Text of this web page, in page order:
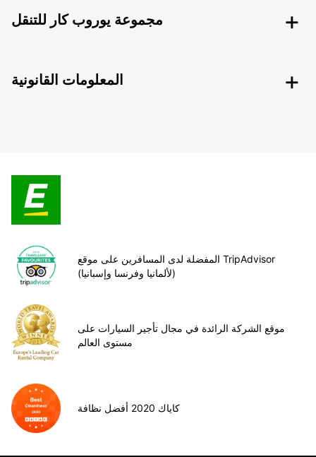
مجموعة يوروب كار للتنقل
المعلومات القانونية
المفضلة لدى المسافرين على موقع TripAdvisor
(لألمانيا وفرنسا وإسبانيا)
موقع الشركة الرائدة في مجال تأجير السيارات على
مستوى العالم
كاياك 2020 أفضل نظافة